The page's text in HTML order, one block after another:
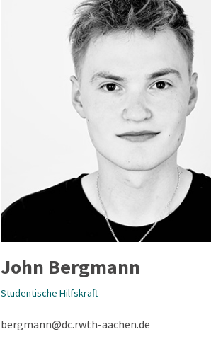
John Bergmann
Studentische Hilfskraft
bergmann@dc.rwth-aachen.de